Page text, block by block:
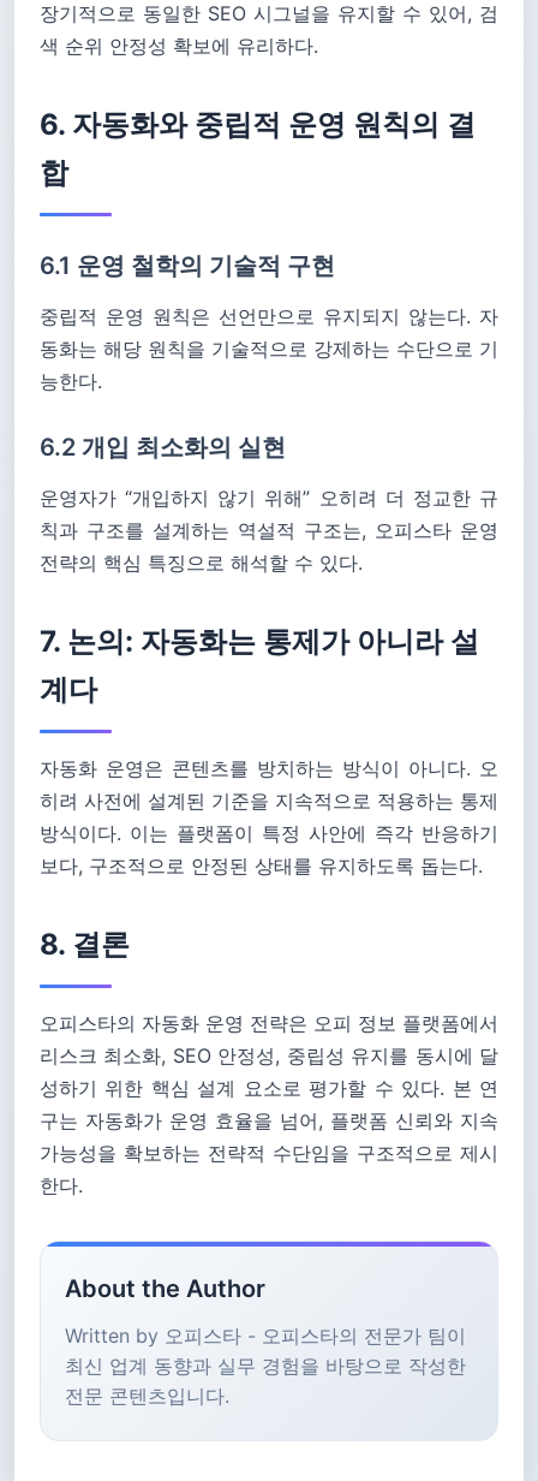
장기적으로 동일한 SEO 시그널을 유지할 수 있어, 검
색 순위 안정성 확보에 유리하다.
6. 자동화와 중립적 운영 원칙의 결
합
6.1 운영 철학의 기술적 구현
중립적 운영 원칙은 선언만으로 유지되지 않는다. 자
동화는 해당 원칙을 기술적으로 강제하는 수단으로 기
능한다.
6.2 개입 최소화의 실현
운영자가 “개입하지 않기 위해” 오히려 더 정교한 규
칙과 구조를 설계하는 역설적 구조는, 오피스타 운영
전략의 핵심 특징으로 해석할 수 있다.
7. 논의: 자동화는 통제가 아니라 설
계다
자동화 운영은 콘텐츠를 방치하는 방식이 아니다. 오
히려 사전에 설계된 기준을 지속적으로 적용하는 통제
방식이다. 이는 플랫폼이 특정 사안에 즉각 반응하기
보다, 구조적으로 안정된 상태를 유지하도록 돕는다.
8. 결론
오피스타의 자동화 운영 전략은 오피 정보 플랫폼에서
리스크 최소화, SEO 안정성, 중립성 유지를 동시에 달
성하기 위한 핵심 설계 요소로 평가할 수 있다. 본 연
구는 자동화가 운영 효율을 넘어, 플랫폼 신뢰와 지속
가능성을 확보하는 전략적 수단임을 구조적으로 제시
한다.
About the Author
Written by 오피스타 - 오피스타의 전문가 팀이
최신 업계 동향과 실무 경험을 바탕으로 작성한
전문 콘텐츠입니다.